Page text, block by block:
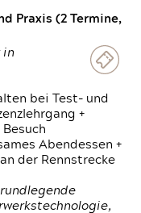
Praxis (2 Termine,
in
bei Test- und
+
Besuch
Abendessen +
der Rennstrecke